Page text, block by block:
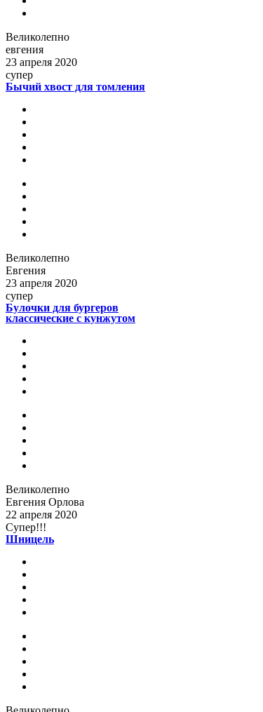
Великолепно
евгения
23 апреля 2020
супер
Бычий хвост для томления
Великолепно
Евгения
23 апреля 2020
супер
Булочки для бургеров
классические с кунжутом
Великолепно
Евгения Орлова
22 апреля 2020
Супер!!!
Шницель